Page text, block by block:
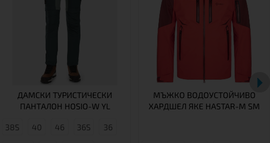
ДАМСКИ ТУРИСТИЧЕСКИ
ПАНТАЛОН HOSIO-W YL
38S 40 46 36S 36
МЪЖКО ВОДОУСТОЙЧИВО
ХАРДШЕЛ ЯКЕ HASTAR-M SM